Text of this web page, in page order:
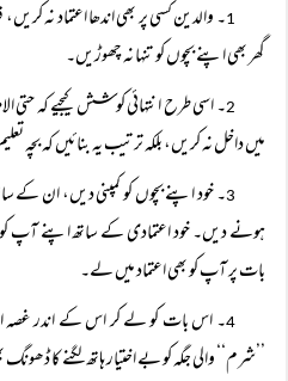
1۔ والدین کسی پر بھی اندھا اعتماد نہ
گھر بھی اپنے بچوں کو تنہا نہ چھوڑیں۔
2۔ اسی طرح انتہائی کوشش کیجیے کہ حتی
میں داخل نہ کریں، بلکہ ترتیب یہ بنائیں کہ
3۔ خود اپنے بچوں کو کمپنی دیں، ان کے
ہونے دیں۔ خود اعتمادی کے ساتھ اپنے آپ
بات پر آپ کو بھی اعتماد میں لے۔
4۔ اس بات کو لے کر اس کے اندر غصہ
’’شرم‘‘ والی جگہ کو بے اختیار ہاتھ لگنے کا